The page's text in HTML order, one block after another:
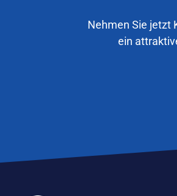
Nehmen Sie jetzt
ein